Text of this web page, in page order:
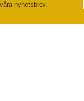
nyhetsbrev.